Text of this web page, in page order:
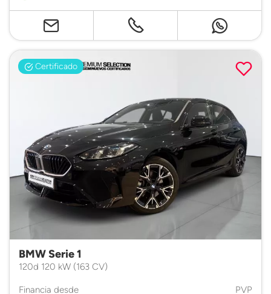
Certificado
BMW Serie 1
120d 120 kW (163 CV)
Financia desde
PVP